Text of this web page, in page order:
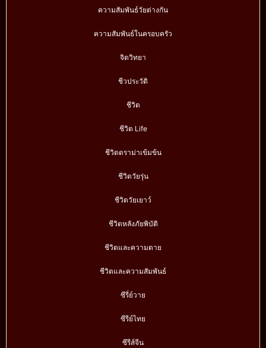
ความสัมพันธ์วัยต่างกัน
ความสัมพันธ์ในครอบครัว
จิตวิทยา
ชีวประวัติ
ชีวิต
ชีวิต Life
ชีวิตดราม่าเข้มข้น
ชีวิตวัยรุ่น
ชีวิตวัยเยาว์
ชีวิตหลังภัยพิบัติ
ชีวิตและความตาย
ชีวิตและความสัมพันธ์
ซีรี่ย์วาย
ซีรีย์ไทย
ซีรีส์จีน